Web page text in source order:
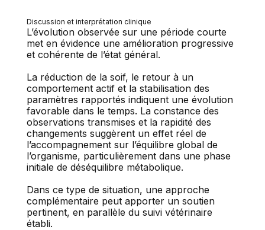
Discussion et interprétation clinique
L’évolution observée sur une période courte
met en évidence une amélioration progressive
et cohérente de l’état général.
La réduction de la soif, le retour à un
comportement actif et la stabilisation des
paramètres rapportés indiquent une évolution
favorable dans le temps. La constance des
observations transmises et la rapidité des
changements suggèrent un effet réel de
l’accompagnement sur l’équilibre global de
l’organisme, particulièrement dans une phase
initiale de déséquilibre métabolique.
Dans ce type de situation, une approche
complémentaire peut apporter un soutien
pertinent, en parallèle du suivi vétérinaire
établi.